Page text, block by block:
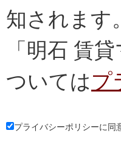
知されます。
「明石 賃
ついてはプ
プライバシーポリシーに同